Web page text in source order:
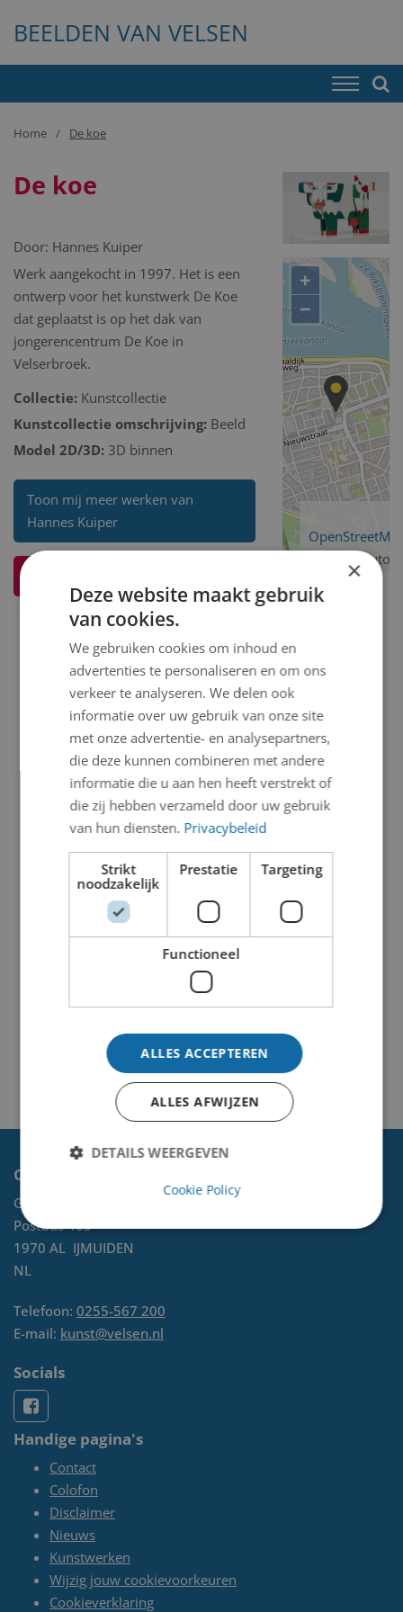
BEELDEN VAN VELSEN
Home De koe
De koe
Door: Hannes Kuiper
Werk aangekocht in 1997. Het is een
ontwerp voor het kunstwerk De Koe
dat geplaatst is op het dak van
jongerencentrum De Koe in
Velserbroek.
Collectie: Kunstcollectie
Kunstcollectie omschrijving: Beeld
Model 2D/3D: 3D binnen
Toon mij meer werken van
Hannes Kuiper
+
−
Contact
Gemeente Velsen
Postbus 465
1970 AL IJMUIDEN
NL
Telefoon: 0255-567 200
E-mail: kunst@velsen.nl
Socials
Handige pagina's
Contact
Colofon
Disclaimer
Nieuws
Kunstwerken
Wijzig jouw cookievoorkeuren
Cookieverklaring
×
Deze website maakt gebruik
van cookies.
We gebruiken cookies om inhoud en
advertenties te personaliseren en om ons
verkeer te analyseren. We delen ook
informatie over uw gebruik van onze site
met onze advertentie- en analysepartners,
die deze kunnen combineren met andere
informatie die u aan hen heeft verstrekt of
die zij hebben verzameld door uw gebruik
van hun diensten. Privacybeleid
Strikt
noodzakelijk
Prestatie Targeting
Functioneel
ALLES ACCEPTEREN
ALLES AFWIJZEN
DETAILS WEERGEVEN
Cookie Policy